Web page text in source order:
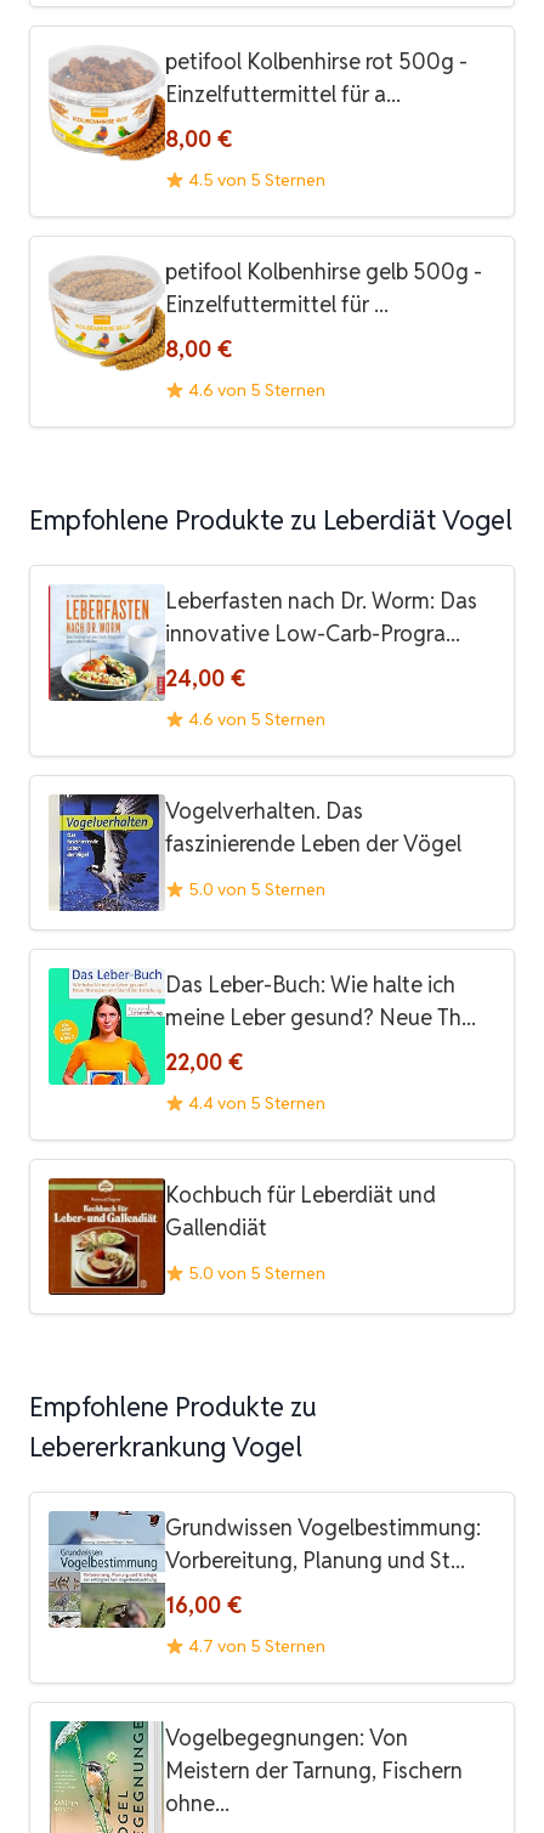
petifool Kolbenhirse rot 500g -
Einzelfuttermittel für a...
8,00 €
4.5 von 5 Sternen
petifool Kolbenhirse gelb 500g -
Einzelfuttermittel für ...
8,00 €
4.6 von 5 Sternen
Empfohlene Produkte zu Leberdiät Vogel
Leberfasten nach Dr. Worm: Das
innovative Low-Carb-Progra...
24,00 €
4.6 von 5 Sternen
Vogelverhalten. Das
faszinierende Leben der Vögel
5.0 von 5 Sternen
Das Leber-Buch: Wie halte ich
meine Leber gesund? Neue Th...
22,00 €
4.4 von 5 Sternen
Kochbuch für Leberdiät und
Gallendiät
5.0 von 5 Sternen
Empfohlene Produkte zu
Lebererkrankung Vogel
Grundwissen Vogelbestimmung:
Vorbereitung, Planung und St...
16,00 €
4.7 von 5 Sternen
Vogelbegegnungen: Von
Meistern der Tarnung, Fischern
ohne...